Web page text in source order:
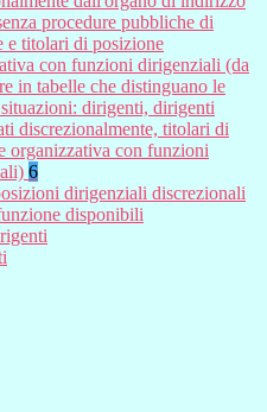
procedure pubbliche di
e titolari di posizione
con funzioni dirigenziali (da
in tabelle che distinguano le
dirigenti, dirigenti
discrezionalmente, titolari di
organizzativa con funzioni
6
dirigenziali discrezionali
disponibili